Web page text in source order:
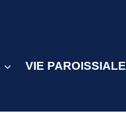
VIE PAROISSIALE